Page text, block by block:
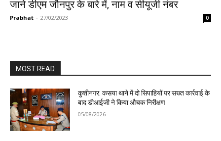
जाने डीएम जौनपुर के बारे में, नाम व सीयूजी नंबर
Prabhat - 27/02/2023 0
MOST READ
कुशीनगर: कसया थाने में दो सिपाहियों पर सख्त कार्रवाई के
बाद डीआईजी ने किया औचक निरीक्षण
05/08/2026